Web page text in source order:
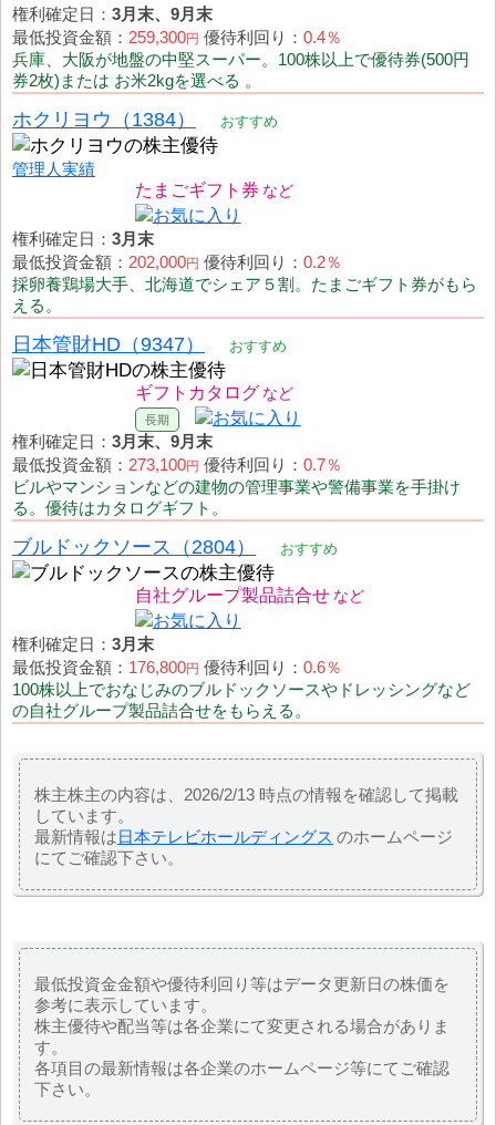
権利確定日： 3月末、9月末
最低投資金額： 259,300円 優待利回り： 0.4％
兵庫、大阪が地盤の中堅スーパー。100株以上で優待券(500円
券2枚)または お米2kgを選べる 。
ホクリヨウ（1384） おすすめ
管理人実績
たまごギフト券
権利確定日： 3月末
最低投資金額： 202,000円 優待利回り： 0.2％
採卵養鶏場大手、北海道でシェア５割。たまごギフト券がもら
える。
日本管財HD（9347） おすすめ
ギフトカタログ
権利確定日： 3月末、9月末
最低投資金額： 273,100円 優待利回り： 0.7％
ビルやマンションなどの建物の管理事業や警備事業を手掛け
る。優待はカタログギフト。
ブルドックソース（2804） おすすめ
自社グループ製品詰合せ
権利確定日： 3月末
最低投資金額： 176,800円 優待利回り： 0.6％
100株以上でおなじみのブルドックソースやドレッシングなど
の自社グループ製品詰合せをもらえる。
株主株主の内容は、2026/2/13 時点の情報を確認して掲載
しています。
最新情報は日本テレビホールディングス のホームページ
にてご確認下さい。
最低投資金金額や優待利回り等はデータ更新日の株価を
参考に表示しています。
株主優待や配当等は各企業にて変更される場合がありま
す。
各項目の最新情報は各企業のホームページ等にてご確認
下さい。